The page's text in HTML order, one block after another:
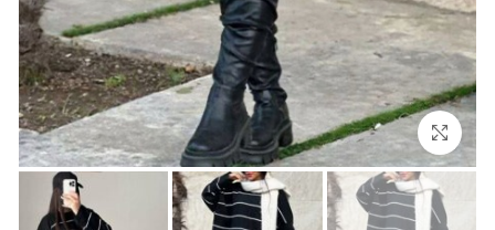
بزرگنمایی تصویر